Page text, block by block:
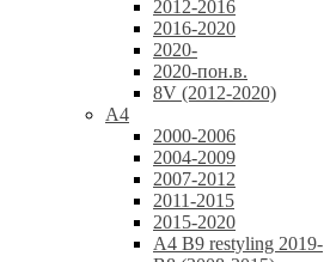
2012-2016
2016-2020
2020-
2020-пон.в.
8V (2012-2020)
A4
2000-2006
2004-2009
2007-2012
2011-2015
2015-2020
A4 B9 restyling 2019-